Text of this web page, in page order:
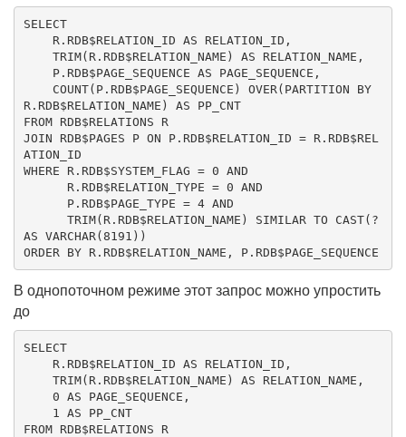
SELECT
    R.RDB$RELATION_ID
AS RELATION_ID,
TRIM(R.RDB$RELATION_NAME) AS RELATION_NAME,
    P.RDB$PAGE_SEQUENCE
AS PAGE_SEQUENCE,
COUNT(P.RDB$PAGE_SEQUENCE) OVER ( PARTITION
BY
R.RDB$RELATION_NAME) AS
PP_CNT
FROM
JOIN RDB$PAGES P ON P.RDB$RELATION_ID = R.RDB$REL
WHERE R.RDB$SYSTEM_FLAG = 0 AND
      R.RDB$RELATION_TYPE =
0 AND
      P.RDB$PAGE_TYPE =
4 AND
TRIM(R.RDB$RELATION_NAME) SIMILAR TO CAST
AS VARCHAR (8191
ORDER
BY R.RDB$RELATION_NAME, P.RDB$PAGE_SEQUENCE
В однопоточном режиме этот запрос можно упростить
до
SELECT
    R.RDB$RELATION_ID
AS RELATION_ID,
TRIM(R.RDB$RELATION_NAME) AS RELATION_NAME,
0 AS PAGE_SEQUENCE,
1
AS
PP_CNT
FROM